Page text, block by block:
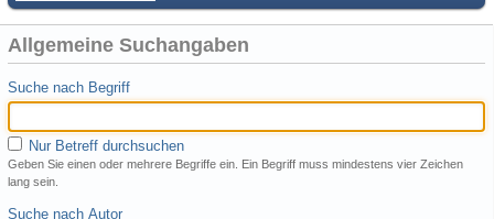
Allgemeine Suchangaben
Suche nach Begriff
Nur Betreff durchsuchen
Geben Sie einen oder mehrere Begriffe ein. Ein Begriff muss mindestens vier Zeichen
lang sein.
Suche nach Autor